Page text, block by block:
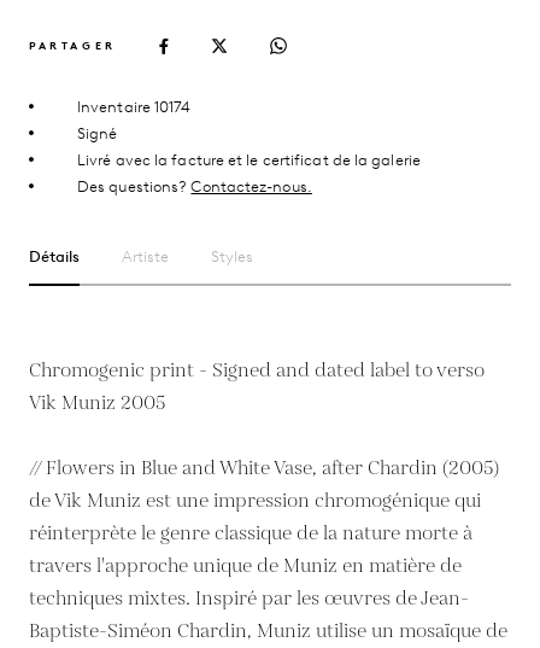
PARTAGER
Inventaire 10174
Signé
Livré avec la facture et le certificat de la galerie
Des questions?Contactez-nous.
Détails Artiste Styles
Chromogenic print - Signed and dated label to verso
Vik Muniz 2005
// Flowers in Blue and White Vase, after Chardin (2005)
de Vik Muniz est une impression chromogénique qui
réinterprète le genre classique de la nature morte à
travers l'approche unique de Muniz en matière de
techniques mixtes. Inspiré par les œuvres de Jean-
Baptiste-Siméon Chardin, Muniz utilise un mosaïque de